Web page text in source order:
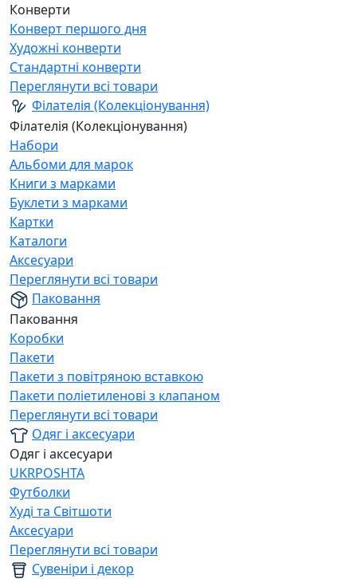
Конверти
Конверт першого дня
Художні конверти
Стандартні конверти
Переглянути всі товари
Філателія (Колекціонування)
Філателія (Колекціонування)
Набори
Альбоми для марок
Книги з марками
Буклети з марками
Картки
Каталоги
Аксесуари
Переглянути всі товари
Паковання
Паковання
Коробки
Пакети
Пакети з повітряною вставкою
Пакети поліетиленові з клапаном
Переглянути всі товари
Одяг і аксесуари
Одяг і аксесуари
UKRPOSHTA
Футболки
Худі та Світшоти
Аксесуари
Переглянути всі товари
Сувеніри і декор